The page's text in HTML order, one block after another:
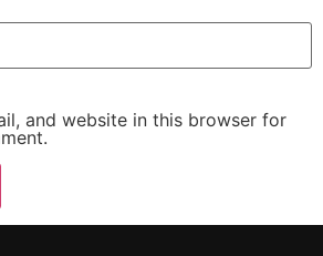
and website in this browser for